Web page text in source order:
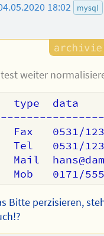
18:02 mysql
weiter
type  data
Fax   0531/
Tel   0531/
Mail
Bitte perzisieren,